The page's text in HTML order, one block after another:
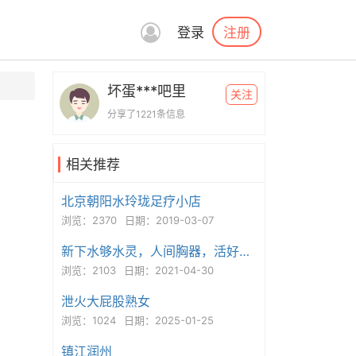
登录 注册
坏蛋***吧里
分享了1221条信息
关注
相关推荐
北京朝阳水玲珑足疗小店
浏览：2370 日期：2019-03-07
新下水够水灵，人间胸器，活好花样多
浏览：2103 日期：2021-04-30
泄火大屁股熟女
浏览：1024 日期：2025-01-25
镇江润州